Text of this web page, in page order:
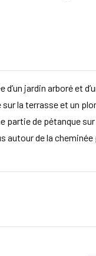
jardin arboré et
la terrasse et un
de pétanque
autour de la